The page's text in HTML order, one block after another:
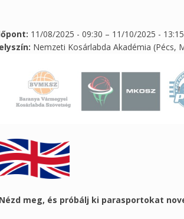
11/08/2025 - 09:30 – 11/10/2025 - 13:15
Nemzeti Kosárlabda Akadémia (Pécs,
meg, és próbálj ki parasportokat